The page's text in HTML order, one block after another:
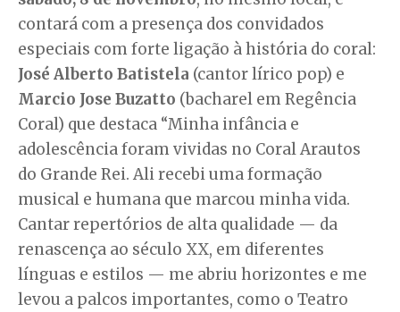
contará com a presença dos convidados
especiais com forte ligação à história do coral:
José Alberto Batistela (cantor lírico pop) e
Marcio Jose Buzatto (bacharel em Regência
Coral) que destaca “Minha infância e
adolescência foram vividas no Coral Arautos
do Grande Rei. Ali recebi uma formação
musical e humana que marcou minha vida.
Cantar repertórios de alta qualidade — da
renascença ao século XX, em diferentes
línguas e estilos — me abriu horizontes e me
levou a palcos importantes, como o Teatro